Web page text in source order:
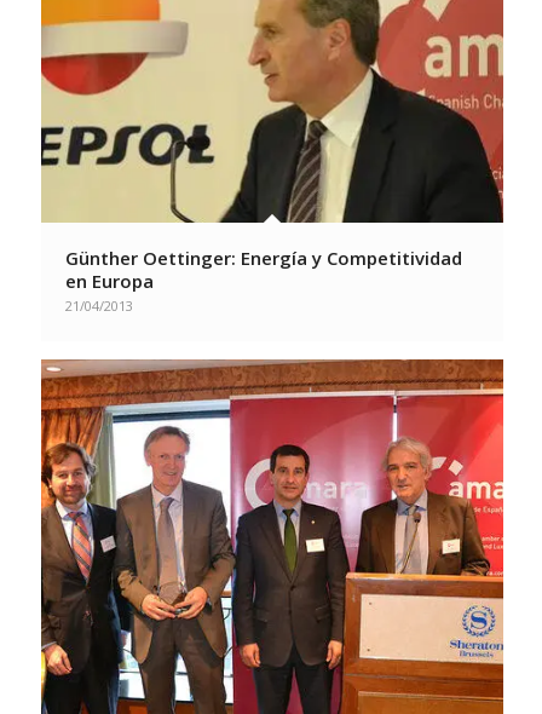
Günther Oettinger: Energía y Competitividad
en Europa
21/04/2013